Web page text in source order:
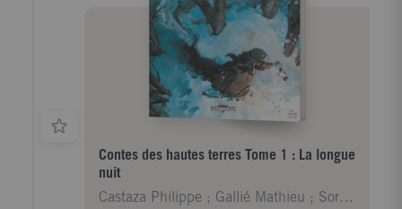
Contes des hautes terres Tome 1 : La longue
nuit
Castaza Philippe ; Gallié Mathieu ; Sorel Guillaum